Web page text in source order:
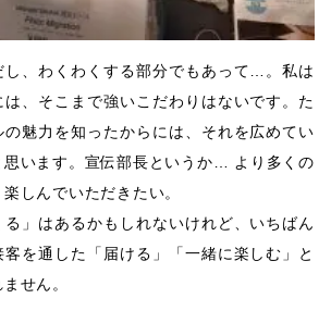
し、わくわくする部分でもあって…。私は
は、そこまで強いこだわりはないです。た
の魅力を知ったからには、それを広めてい
思います。宣伝部長というか… より多くの
しんでいただきたい。
」はあるかもしれないけれど、いちばん
を通した「届ける」「一緒に楽しむ」と
せん。